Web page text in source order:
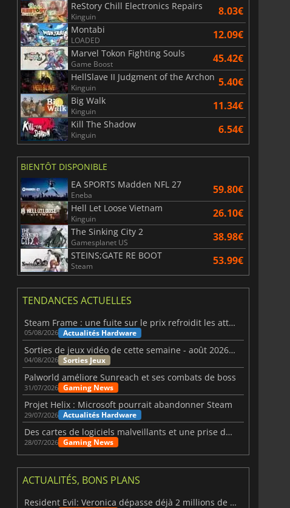
ReStory Chill Electronics Repairs
Kinguin 8.03€
Montabi
LOADED 12.09€
Marvel Tokon Fighting Souls
Game Boost 45.42€
HellSlave II Judgment of the Archon
Kinguin 5.40€
Big Walk
Kinguin 11.34€
Kill The Shadow
Kinguin 6.54€
BIENTÔT DISPONIBLE
EA SPORTS Madden NFL 27
Eneba 59.80€
Hell Let Loose Vietnam
Kinguin 26.10€
The Sinking City 2
Gamesplanet US 38.98€
STEINS;GATE RE BOOT
Steam 53.99€
TENDANCES ACTUELLES
Steam Frame : une fuite sur le prix refroidit les attentes VR
05/08/2026 Actualités Hardware
Sorties de jeux vidéo de cette semaine - août 2026 (semaine 32)
04/08/2026 Sorties Jeux
Palworld améliore Sunreach et ses combats de boss
31/07/2026 Gaming News
Projet Helix : Microsoft pourrait abandonner Steam
29/07/2026 Actualités Hardware
Des cartes de logiciels malveillants et une prise de contrôle de Discord ont touché Meccha Chameleon
28/07/2026 Gaming News
ACTUALITÉS, BONS PLANS
Resident Evil: Veronica dépasse déjà 2 millions de wishlists